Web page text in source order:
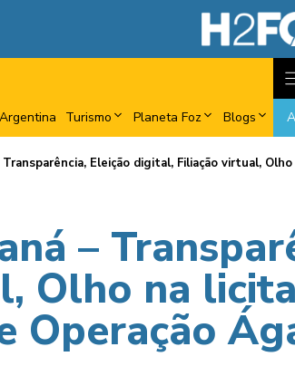
Argentina Turismo Planeta Foz Blogs
Eleição digital, Filiação virtual,
–
Olho na
Operação